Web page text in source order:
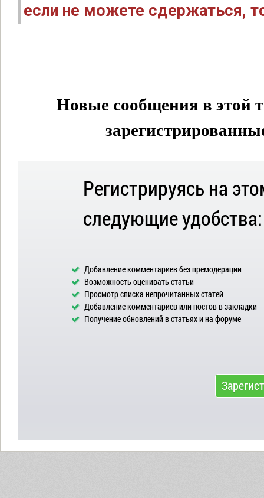
если не можете сдержаться,
Новые сообщения в этой
Регистрируясь на
следующие удобства:
Добавление комментариев без премодерации
Возможность оценивать статьи
Просмотр списка непрочитанных статей
Добавление комментариев или постов в закладки
Получение обновлений в статьях и на форуме